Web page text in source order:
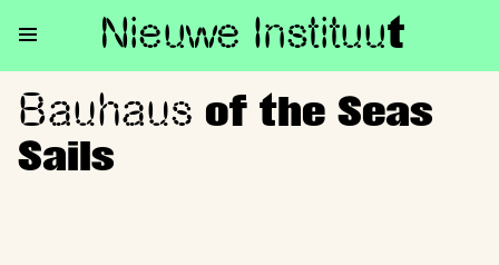
Nieuwe Instituut
Bauhaus of the Seas Sails
Bauhaus of the Seas
Sails